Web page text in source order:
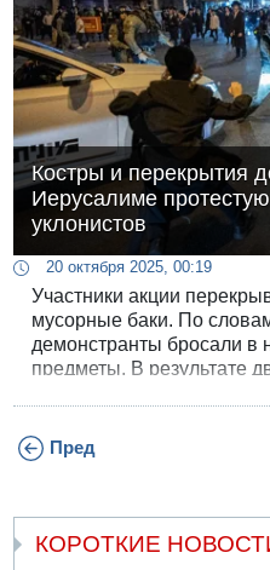
Костры и перекрытия
Иерусалиме
уклонистов
20 октября 2025, 00:19
Участники акции
мусорные баки. По
демонстранты бросали в
предметы. В результате
Пред
КОРОТКИЕ